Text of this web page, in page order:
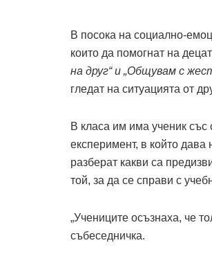
В посока на социално-
които да помогнат на
на друг“ и „Общувам с
гледат на ситуацията от
В класа им има ученик
експеримент, в който дава
разберат какви са
той, за да се справи с
„Учениците осъзнаха, че
събеседничка.